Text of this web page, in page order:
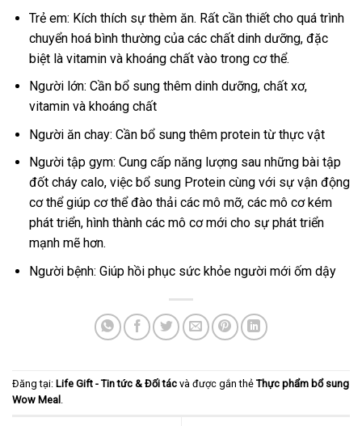
Trẻ em: Kích thích sự thèm ăn. Rất cần thiết cho quá trình
chuyển hoá bình thường của các chất dinh dưỡng, đặc
biệt là vitamin và khoáng chất vào trong cơ thể.
Người lớn: Cần bổ sung thêm dinh dưỡng, chất xơ,
vitamin và khoáng chất
Người ăn chay: Cần bổ sung thêm protein từ thực vật
Người tập gym: Cung cấp năng lượng sau những bài tập
đốt cháy calo, việc bổ sung Protein cùng với sự vận động
cơ thể giúp cơ thể đào thải các mô mỡ, các mô cơ kém
phát triển, hình thành các mô cơ mới cho sự phát triển
mạnh mẽ hơn.
Người bệnh: Giúp hồi phục sức khỏe người mới ốm dậy
Đăng tại: Life Gift - Tin tức & Đối tác và được gắn thẻ Thực phẩm bổ sung
Wow Meal .